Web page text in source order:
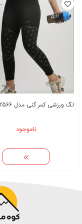
لگ ورزشی کمر گنی مدل 2566
ناموجود